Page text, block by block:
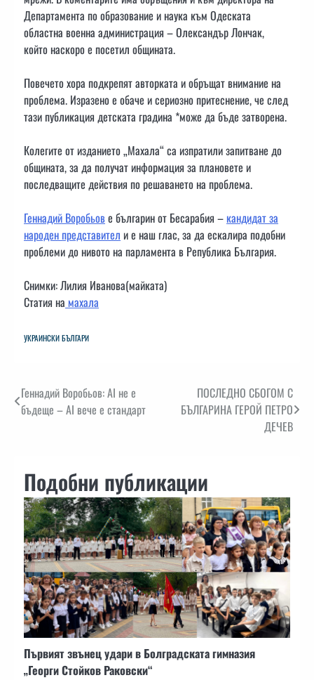
Департамента по образование и наука към Одеската
областна военна администрация – Олександър Лончак,
който наскоро е посетил общината.
Повечето хора подкрепят авторката и обръщат внимание на
проблема. Изразено е обаче и сериозно притеснение, че след
тази публикация детската градина *може да бъде затворена.
Колегите от изданието „Махала“ са изпратили запитване до
общината, за да получат информация за плановете и
последващите действия по решаването на проблема.
Геннадий Воробьове българин от Бесарабия –кандидат за
народен представител и е наш глас, за да ескалира подобни
проблеми до нивото на парламента в Република България.
Снимки: Лилия Иванова(майката)
Статия на махала
УКРАИНСКИ БЪЛГАРИ
Навигация
Геннадий Воробьов: AI не е
бъдеще – AI вече е стандарт
ПОСЛЕДНО СБОГОМ С
БЪЛГАРИНА ГЕРОЙ ПЕТРО
ДЕЧЕВ
Подобни публикации
Първият звънец удари в Болградската гимназия
„Георги Стойков Раковски“